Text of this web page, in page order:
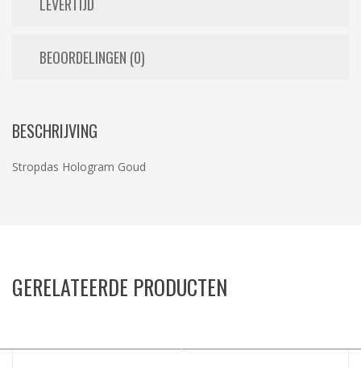
BEOORDELINGEN (0)
BESCHRIJVING
Stropdas Hologram Goud
GERELATEERDE PRODUCTEN